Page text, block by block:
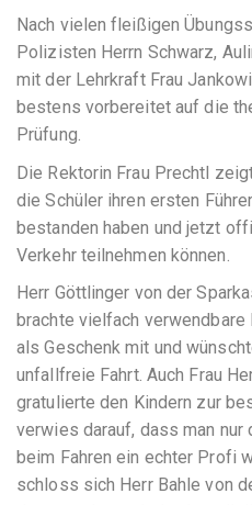
Nach vielen fleißigen
Polizisten Herrn Schwarz,
mit der Lehrkraft Frau
bestens vorbereitet auf die
Prüfung.
Die Rektorin Frau Prechtl
die Schüler ihren ersten
bestanden haben und jetzt
Verkehr teilnehmen können.
Herr Göttlinger von der
brachte vielfach
als Geschenk mit und
unfallfreie Fahrt. Auch Frau
gratulierte den Kindern zur
verwies darauf, dass man nur
beim Fahren ein echter Profi
schloss sich Herr Bahle von